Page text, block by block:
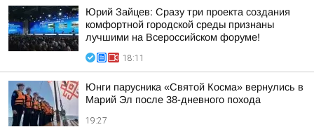
Юрий Зайцев: Сразу три проекта создания
комфортной городской среды признаны
лучшими на Всероссийском форуме!
18:11
Юнги парусника «Святой Косма» вернулись в
Марий Эл после 38-дневного похода
19:27